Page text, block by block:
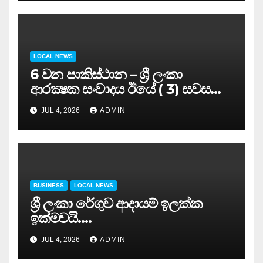
LOCAL NEWS
6 වන පාකිස්ථාන – ශ්‍රී ලංකා
ආරක්‍ෂක සංවාදය ඊයේ ( 3) සවස
සාර්ථකව අවසන් කරයි..
JUL 4, 2026 ADMIN
BUSINESS LOCAL NEWS
ශ්‍රී ලංකා රේගුව ආදායම් ඉලක්ක
ඉක්මවයි….
JUL 4, 2026 ADMIN